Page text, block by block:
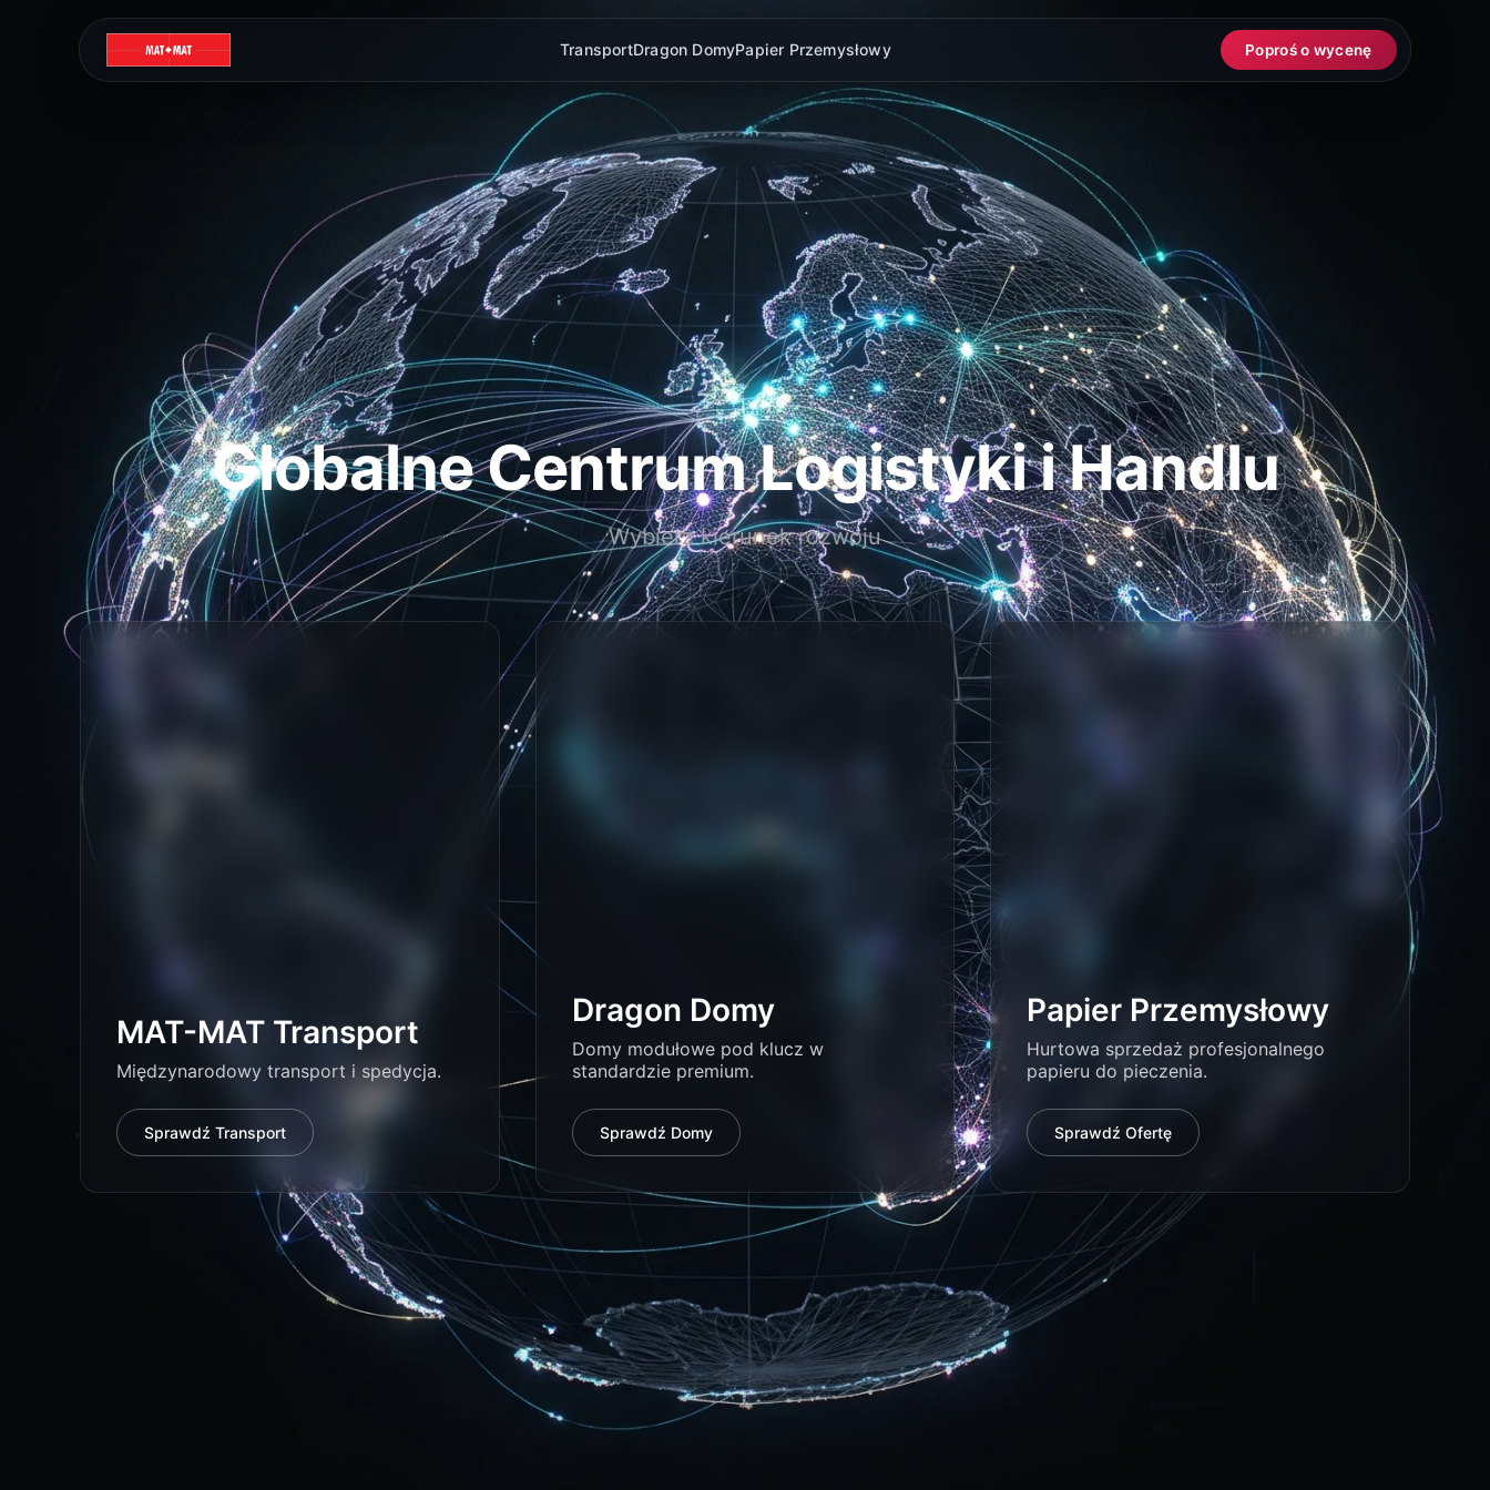
TransportDragon DomyPapier Przemysłowy Poproś o wycenę
Globalne Centrum Logistyki i Handlu
Wybierz kierunek rozwoju
MAT-MAT Transport
Międzynarodowy transport i spedycja.
Sprawdź Transport
Dragon Domy
Domy modułowe pod klucz w
standardzie premium.
Sprawdź Domy
Papier Przemysłowy
Hurtowa sprzedaż profesjonalnego
papieru do pieczenia.
Sprawdź Ofertę